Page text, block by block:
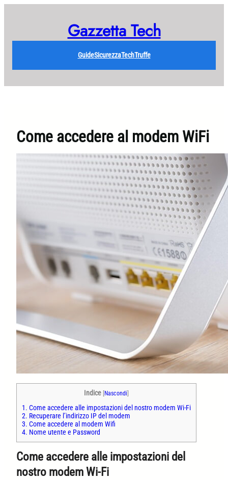
Gazzetta Tech
GuideSicurezzaTechTruffe
Come accedere al modem WiFi
Indice [Nascondi]
1. Come accedere alle impostazioni del nostro modem Wi-Fi
2. Recuperare l’indirizzo IP del modem
3. Come accedere al modem Wifi
4. Nome utente e Password
Come accedere alle impostazioni del
nostro modem Wi-Fi